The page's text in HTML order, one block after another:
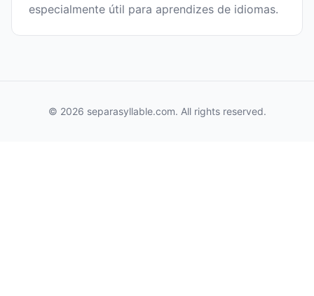
especialmente útil para aprendizes de idiomas.
© 2026 separasyllable.com. All rights reserved.